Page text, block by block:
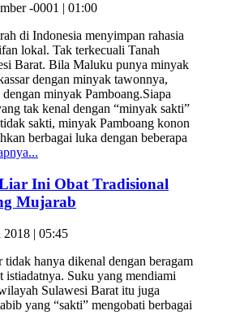
-0001 | 01:00
di Indonesia menyimpan rahasia
lokal. Tak terkecuali Tanah
Barat. Bila Maluku punya minyak
dengan minyak tawonnya,
minyak Pamboang.Siapa
tak kenal dengan “minyak sakti”
sakti, minyak Pamboang konon
berbagai luka dengan beberapa
Ini Obat Tradisional
Mujarab
2018 | 05:45
tidak hanya dikenal dengan beragam
istiadatnya. Suku yang mendiami
Sulawesi Barat itu juga
yang “sakti” mengobati berbagai